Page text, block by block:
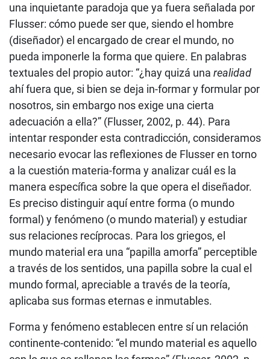
una inquietante paradoja que ya fuera señalada por
Flusser: cómo puede ser que, siendo el hombre
(diseñador) el encargado de crear el mundo, no
pueda imponerle la forma que quiere. En palabras
textuales del propio autor: “¿hay quizá una realidad
ahí fuera que, si bien se deja in-formar y formular por
nosotros, sin embargo nos exige una cierta
adecuación a ella?” (Flusser, 2002, p. 44). Para
intentar responder esta contradicción, consideramos
necesario evocar las reflexiones de Flusser en torno
a la cuestión materia-forma y analizar cuál es la
manera específica sobre la que opera el diseñador.
Es preciso distinguir aquí entre forma (o mundo
formal) y fenómeno (o mundo material) y estudiar
sus relaciones recíprocas. Para los griegos, el
mundo material era una “papilla amorfa” perceptible
a través de los sentidos, una papilla sobre la cual el
mundo formal, apreciable a través de la teoría,
aplicaba sus formas eternas e inmutables.
Forma y fenómeno establecen entre sí un relación
continente-contenido: “el mundo material es aquello